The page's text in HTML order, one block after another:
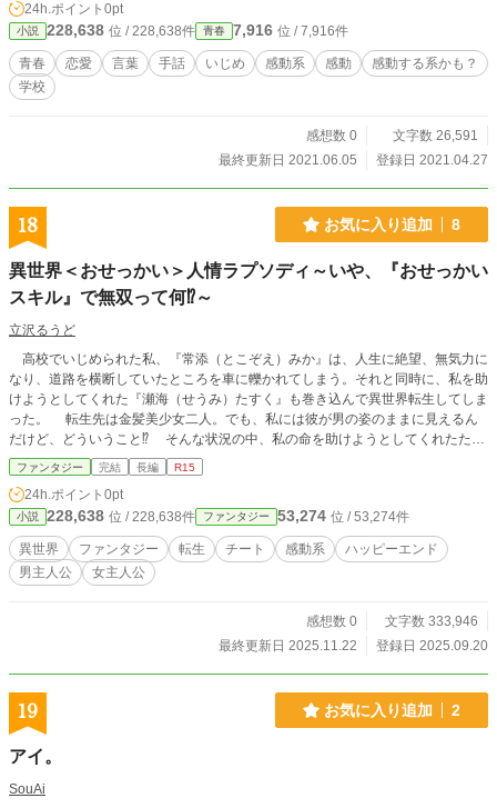
24h.ポイント 0pt
小説 228,638 位 / 228,638件 青春 7,916 位 / 7,916件
青春 恋愛 言葉 手話 いじめ 感動系 感動
感動する系かも？
学校
感想数 0
文字数 26,591
最終更新日 2021.06.05
登録日 2021.04.27
18 お気に入り追加 8
異世界＜おせっかい＞人情ラプソディ～いや、『おせっかい
スキル』で無双って何⁉️～
立沢るうど
高校でいじめられた私、『常添（とこぞえ）みか』は、人生に絶望、無気力に
なり、道路を横断していたところを車に轢かれてしまう。それと同時に、私を助
けようとしてくれた『瀬海（せうみ）たすく』も巻き込んで異世界転生してしま
った。 転生先は金髪美少女二人。でも、私には彼が男の姿のままに見えるん
だけど、どういうこと⁉️ そんな状況の中、私の命を助けようとしてくれたたす
くを『余計なお世話』『ありがた迷惑』『おせっかい』と私は責めるも、彼は意
に介さない。そう、彼は極度のおせっかい焼きだったのだ！ そして、私達二
人を殺そうと追ってきた別の王女達。え、待って！ ソイツら化物なんだけど！
それに、たすくが元王女で私が元使用人⁉️ 戦闘中に『おせっかいスキル』で
たすくが超人に⁉️ もう意味がわからないんだけど！ しかも、この世界の勇者
は管理対象で、誰にも尊敬されない『世捨て人』⁉️ 私達がその勇者を騙ったか
ら殺される⁉️ どうなってるの、この世界‼️ おせっかいのたすくは、世界その
どうなるの⁉️ こら、たすく！ 王女の肩書を利用して、他国に偉そうにする
な！ あ、主権侵害！ もういいや、好きにして！ ※「R15」は、第五十二
ファンタジー 完結 長編 R15
24h.ポイント 0pt
小説 228,638 位 / 228,638件 ファンタジー 53,274 位 / 53,274件
異世界 ファンタジー 転生 チート 感動系
ハッピーエンド
男主人公
女主人公
感想数 0
文字数 333,946
最終更新日 2025.11.22
登録日 2025.09.20
19 お気に入り追加 2
アイ。
SouAi